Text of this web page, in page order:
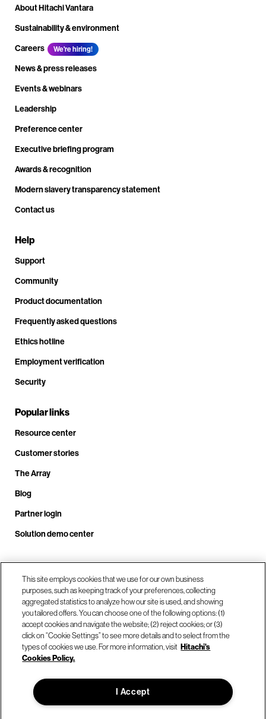
About Hitachi Vantara
Sustainability & environment
Careers
We're hiring!
News & press releases
Events & webinars
Leadership
Preference center
Executive briefing program
Awards & recognition
Modern slavery transparency statement
Contact us
Help
Support
Community
Product documentation
Frequently asked questions
Ethics hotline
Employment verification
Security
Popular links
Resource center
Customer stories
The Array
Blog
Partner login
Solution demo center
Call us at +1.678.403.3035
Our locations
© Hitachi Vantara LLC 2026. All Rights Reserved.
This site employs cookies that we use for our own business
purposes, such as keeping track of your preferences, collecting
aggregated statistics to analyze how our site is used, and showing
you tailored offers. You can choose one of the following options: (1)
accept cookies and navigate the website; (2) reject cookies; or (3)
click on “Cookie Settings” to see more details and to select from the
types of cookies we use. For more information, visit Hitachi's
Cookies Policy.
I Accept